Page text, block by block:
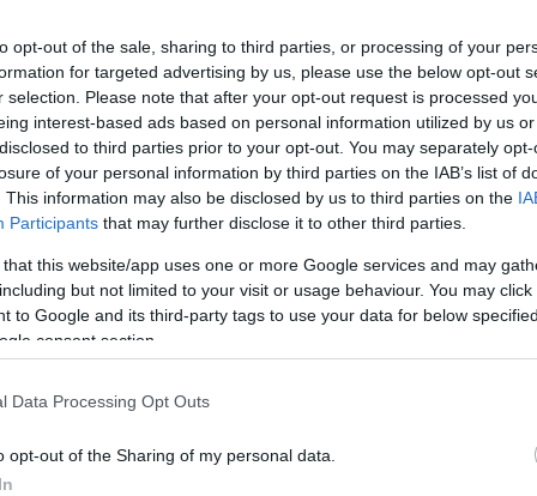
opt-out of the sale, sharing to third parties, or processing of your
for targeted advertising by us, please use the below opt-out
selection. Please note that after your opt-out request is processed
interest-based ads based on personal information utilized by us
to third parties prior to your opt-out. You may separately
of your personal information by third parties on the IAB’s list of
This information may also be disclosed by us to third parties on the
Participants that may further disclose it to other third parties.
that this website/app uses one or more Google services and may
but not limited to your visit or usage behaviour. You may
to Google and its third-party tags to use your data for below
consent section.
Data Processing Opt Outs
opt-out of the Sharing of my personal data.
ZOBACZ WIĘCEJ (2)
M PKT Z R
24 55 17 4 3 85-
24 55 17 4 3 69-20
24 43-49